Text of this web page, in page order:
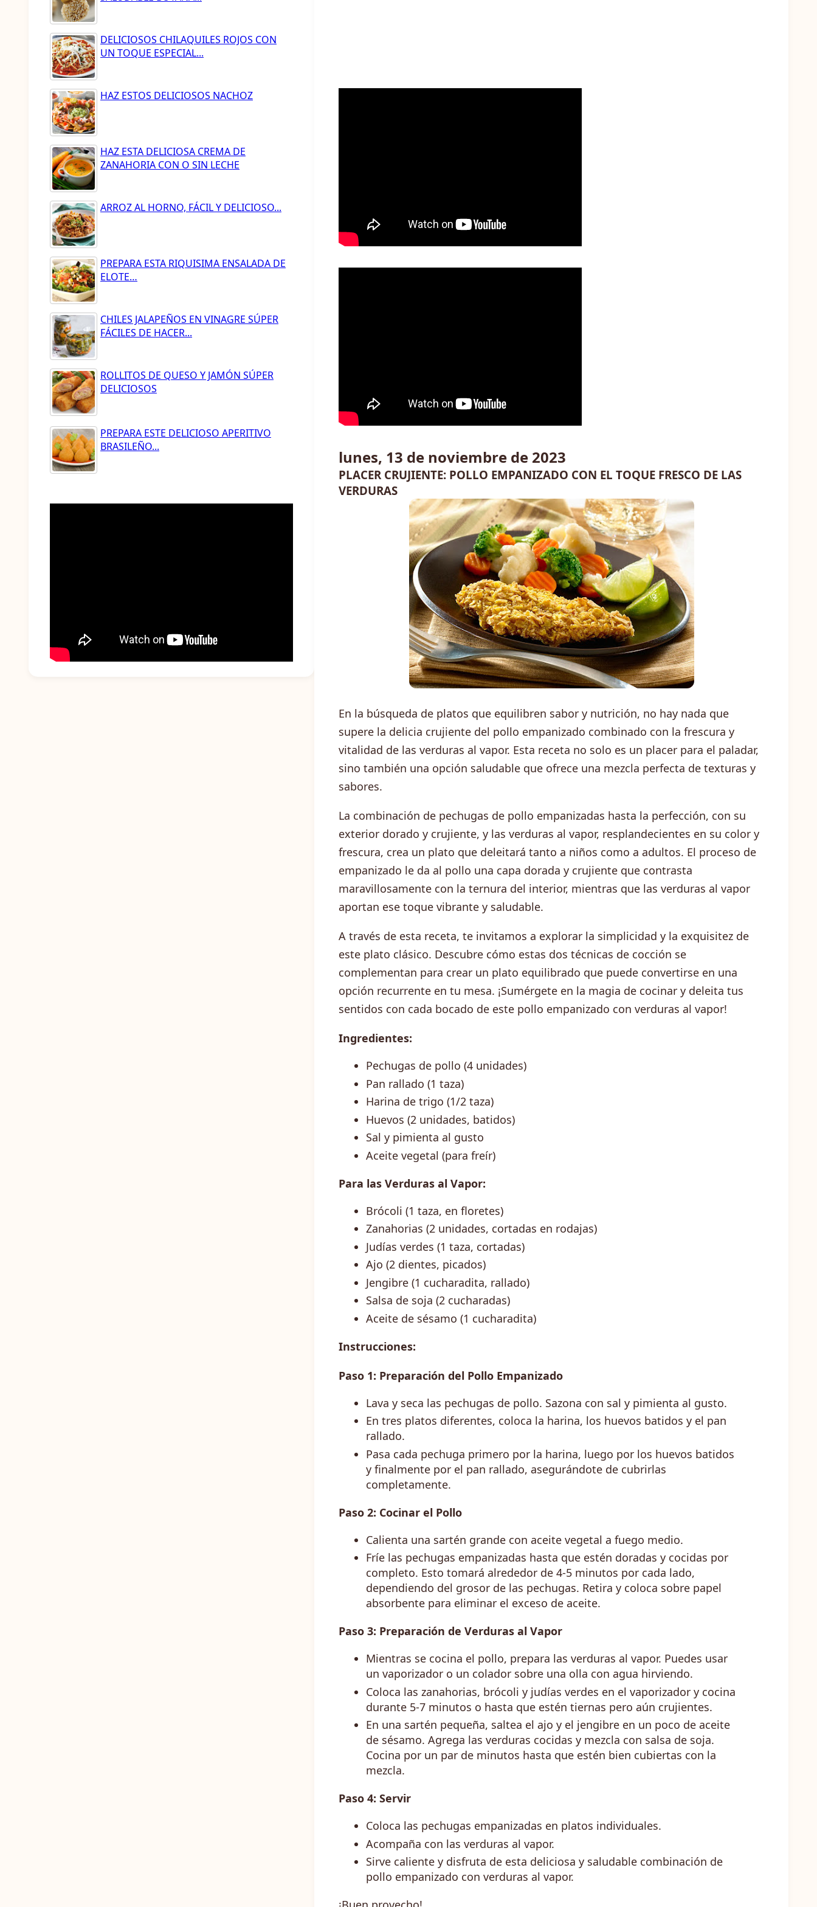
DELICIOSOS CHILAQUILES ROJOS CON
UN TOQUE ESPECIAL...
HAZ ESTOS DELICIOSOS NACHOZ
HAZ ESTA DELICIOSA CREMA DE
ZANAHORIA CON O SIN LECHE
ARROZ AL HORNO, FÁCIL Y DELICIOSO...
PREPARA ESTA RIQUISIMA ENSALADA DE
ELOTE…
CHILES JALAPEÑOS EN VINAGRE SÚPER
FÁCILES DE HACER...
ROLLITOS DE QUESO Y JAMÓN SÚPER
DELICIOSOS
PREPARA ESTE DELICIOSO APERITIVO
BRASILEÑO...
lunes, 13 de noviembre de 2023
PLACER CRUJIENTE: POLLO EMPANIZADO CON EL TOQUE FRESCO DE LAS
VERDURAS
En la búsqueda de platos que equilibren sabor y nutrición, no hay nada que
supere la delicia crujiente del pollo empanizado combinado con la frescura y
vitalidad de las verduras al vapor. Esta receta no solo es un placer para el paladar,
sino también una opción saludable que ofrece una mezcla perfecta de texturas y
sabores.
La combinación de pechugas de pollo empanizadas hasta la perfección, con su
exterior dorado y crujiente, y las verduras al vapor, resplandecientes en su color y
frescura, crea un plato que deleitará tanto a niños como a adultos. El proceso de
empanizado le da al pollo una capa dorada y crujiente que contrasta
maravillosamente con la ternura del interior, mientras que las verduras al vapor
aportan ese toque vibrante y saludable.
A través de esta receta, te invitamos a explorar la simplicidad y la exquisitez de
este plato clásico. Descubre cómo estas dos técnicas de cocción se
complementan para crear un plato equilibrado que puede convertirse en una
opción recurrente en tu mesa. ¡Sumérgete en la magia de cocinar y deleita tus
sentidos con cada bocado de este pollo empanizado con verduras al vapor!
Ingredientes:
Pechugas de pollo (4 unidades)
Pan rallado (1 taza)
Harina de trigo (1/2 taza)
Huevos (2 unidades, batidos)
Sal y pimienta al gusto
Aceite vegetal (para freír)
Para las Verduras al Vapor:
Brócoli (1 taza, en floretes)
Zanahorias (2 unidades, cortadas en rodajas)
Judías verdes (1 taza, cortadas)
Ajo (2 dientes, picados)
Jengibre (1 cucharadita, rallado)
Salsa de soja (2 cucharadas)
Aceite de sésamo (1 cucharadita)
Instrucciones:
Paso 1: Preparación del Pollo Empanizado
Lava y seca las pechugas de pollo. Sazona con sal y pimienta al gusto.
En tres platos diferentes, coloca la harina, los huevos batidos y el pan
rallado.
Pasa cada pechuga primero por la harina, luego por los huevos batidos
y finalmente por el pan rallado, asegurándote de cubrirlas
completamente.
Paso 2: Cocinar el Pollo
Calienta una sartén grande con aceite vegetal a fuego medio.
Fríe las pechugas empanizadas hasta que estén doradas y cocidas por
completo. Esto tomará alrededor de 4-5 minutos por cada lado,
dependiendo del grosor de las pechugas. Retira y coloca sobre papel
absorbente para eliminar el exceso de aceite.
Paso 3: Preparación de Verduras al Vapor
Mientras se cocina el pollo, prepara las verduras al vapor. Puedes usar
un vaporizador o un colador sobre una olla con agua hirviendo.
Coloca las zanahorias, brócoli y judías verdes en el vaporizador y cocina
durante 5-7 minutos o hasta que estén tiernas pero aún crujientes.
En una sartén pequeña, saltea el ajo y el jengibre en un poco de aceite
de sésamo. Agrega las verduras cocidas y mezcla con salsa de soja.
Cocina por un par de minutos hasta que estén bien cubiertas con la
mezcla.
Paso 4: Servir
Coloca las pechugas empanizadas en platos individuales.
Acompaña con las verduras al vapor.
Sirve caliente y disfruta de esta deliciosa y saludable combinación de
pollo empanizado con verduras al vapor.